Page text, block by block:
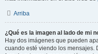
Arriba
¿Qué es la imagen al lado de mi
Hay dos imágenes que pueden
cuando esté viendo los mensajes.